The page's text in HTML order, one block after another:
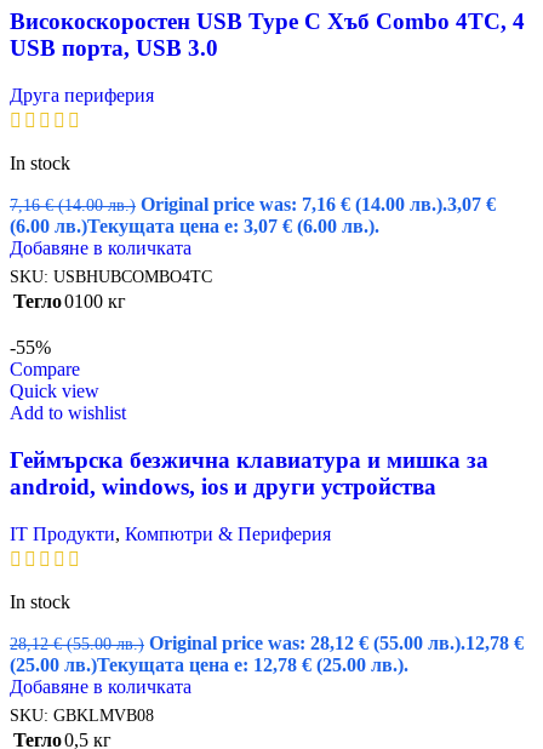
Високоскоростен USB Type C Хъб Combo 4TC, 4
USB порта, USB 3.0
Друга периферия
In stock
7,16€ (14.00 лв.) Original price was: 7,16 € (14.00 лв.).3,07 €
(6.00 лв.)Текущата цена е: 3,07 € (6.00 лв.).
Добавяне в количката
SKU: USBHUBCOMBO4TC
Тегло0100 кг
-55%
Compare
Quick view
Add to wishlist
Геймърска безжична клавиатура и мишка за
android, windows, ios и други устройства
IT Продукти, Компютри & Периферия
In stock
28,12€ (55.00 лв.) Original price was: 28,12 € (55.00 лв.).12,78 €
(25.00 лв.)Текущата цена е: 12,78 € (25.00 лв.).
Добавяне в количката
SKU: GBKLMVB08
Тегло0,5 кг